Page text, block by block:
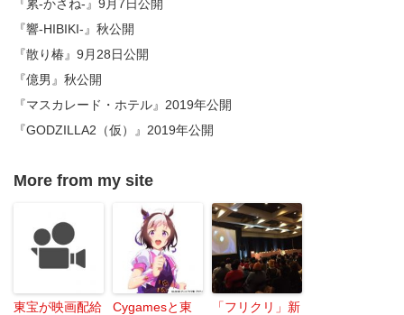
『累-かさね-』9月7日公開
『響-HIBIKI-』秋公開
『散り椿』9月28日公開
『億男』秋公開
『マスカレード・ホテル』2019年公開
『GODZILLA2（仮）』2019年公開
More from my site
東宝が映画配給
Cygamesと東
「フリクリ」新